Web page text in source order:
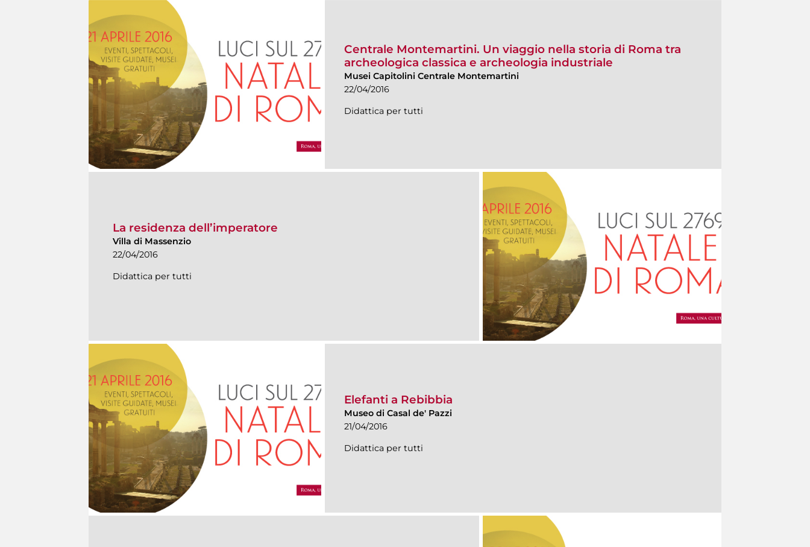
Centrale Montemartini. Un viaggio nella storia di Roma tra
archeologica classica e archeologia industriale
Musei Capitolini Centrale Montemartini
22/04/2016
Didattica per tutti
La residenza dell’imperatore
Villa di Massenzio
22/04/2016
Didattica per tutti
Elefanti a Rebibbia
Museo di Casal de' Pazzi
21/04/2016
Didattica per tutti